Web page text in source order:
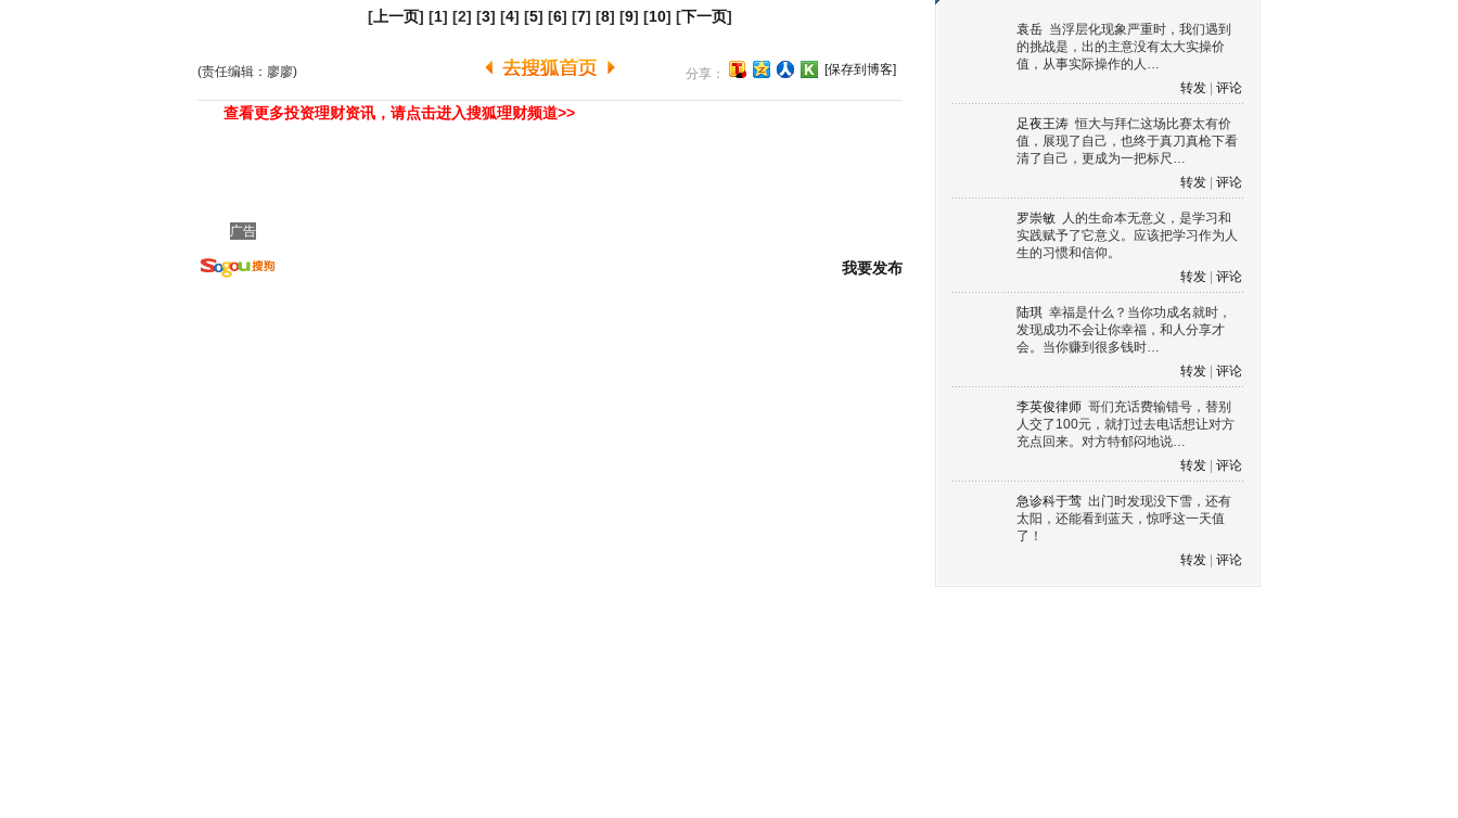
[ 上一页] [1] [2] [3] [4] [5] [6] [7] [8] [9] [10] [下一页]
(责任编辑：廖廖) 分享： [保存到博客]
查看更多投资理财资讯，请点击进入搜狐理财频道>>
广告
我要发布
袁岳 当浮层化现象严重时，我们遇到
的挑战是，出的主意没有太大实操价
值，从事实际操作的人…
转发
评论
足夜王涛 恒大与拜仁这场比赛太有价
值，展现了自己，也终于真刀真枪下看
清了自己，更成为一把标尺…
转发
评论
罗崇敏 人的生命本无意义，是学习和
实践赋予了它意义。应该把学习作为人
生的习惯和信仰。
转发
评论
陆琪 幸福是什么？当你功成名就时，
发现成功不会让你幸福，和人分享才
会。当你赚到很多钱时…
转发
评论
李英俊律师 哥们充话费输错号，替别
人交了100元，就打过去电话想让对方
充点回来。对方特郁闷地说…
转发
评论
急诊科于莺 出门时发现没下雪，还有
太阳，还能看到蓝天，惊呼这一天值
了！
转发
评论